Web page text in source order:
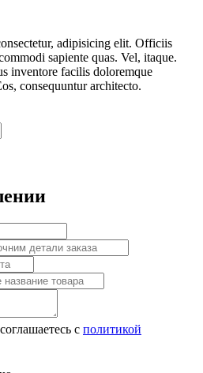
adipisicing elit. Officiis
sapiente quas. Vel, itaque.
inventore facilis doloremque
consequuntur architecto.
с политикой